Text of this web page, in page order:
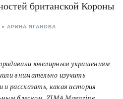
британской Короны
АРИНА ЯГАНОВА
ювелирным украшениям
внимательно изучить
и рассказать, какая история